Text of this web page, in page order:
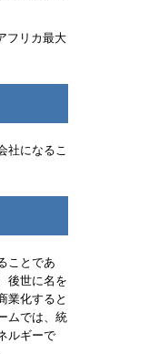
フリカ最大
社になるこ
ことであ
後世に名を
業化すると
ムでは、統
ルギーで